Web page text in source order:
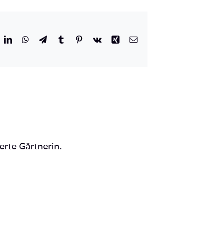
LinkedInWhatsApp
TelegramTumblr Pinterest
Vk Xing E-
Gärtnerin.